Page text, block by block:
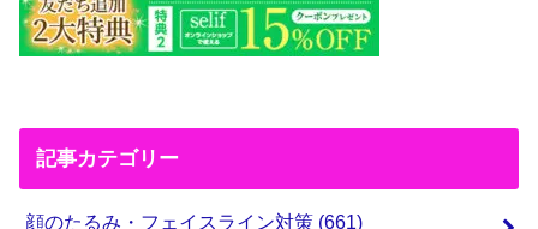
記事カテゴリー
顔のたるみ・フェイスライン対策 (661)